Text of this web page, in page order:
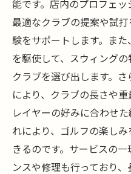
能です。店内のプロフェ
最適なクラブの提案や試
験をサポートします。ま
を駆使して、スウィング
クラブを選び出します。
により、クラブの長さや
レイヤーの好みに合わせ
れにより、ゴルフの楽し
きるのです。サービスの
ンスや修理も行っており